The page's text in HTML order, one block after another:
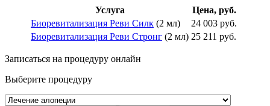
Услуга
Цена, руб.
Биоревитализация Реви Силк (2 мл)
24 003 руб.
Биоревитализация Реви Стронг (2 мл) 25 211 руб.
Записаться на процедуру онлайн
Выберите процедуру